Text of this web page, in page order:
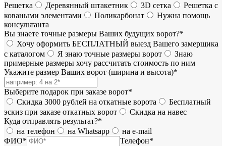
Решетка
Деревянный штакетник 3D сетка
Решетка с
коваными элементами
Поликарбонат
Нужна помощь
консультанта
Вы знаете точные размеры Ваших будущих ворот?*
Хочу оформить БЕСПЛАТНЫЙ выезд Вашего замерщика
с каталогом
Я знаю точные размеры ворот
Знаю
примерные размеры хочу рассчитать стоимость по ним
Укажите размер Ваших ворот (ширина и высота)*
Выберите подарок при заказе ворот*
Скидка 3000 рублей на откатные ворота
Бесплатный
эскиз при заказе откатных ворот
Скидка на навес
Куда отправлять результат?*
на телефон
на Whatsapp
на e-mail
ФИО*
Телефон*